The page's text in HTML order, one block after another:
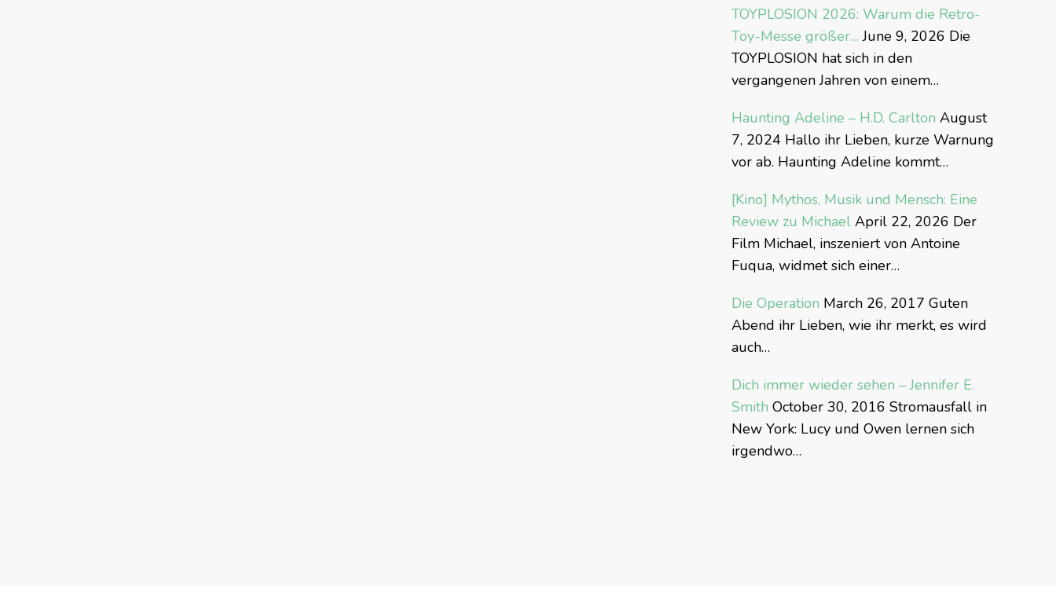
TOYPLOSION 2026: Warum die Retro-
Toy-Messe größer… June 9, 2026 Die
TOYPLOSION hat sich in den
vergangenen Jahren von einem…
Haunting Adeline – H.D. Carlton August
7, 2024 Hallo ihr Lieben, kurze Warnung
vor ab. Haunting Adeline kommt…
[Kino] Mythos, Musik und Mensch: Eine
Review zu MichaelApril 22, 2026 Der
Film Michael, inszeniert von Antoine
Fuqua, widmet sich einer…
Die Operation March 26, 2017 Guten
Abend ihr Lieben, wie ihr merkt, es wird
auch…
Dich immer wieder sehen – Jennifer E.
Smith October 30, 2016 Stromausfall in
New York: Lucy und Owen lernen sich
irgendwo…